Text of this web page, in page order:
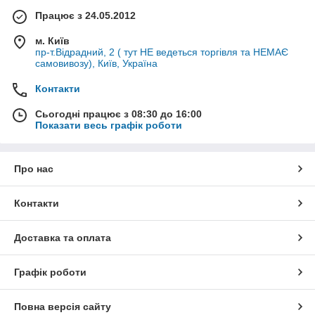
гнучка система знижок.
Насадки для мотокіс і висоторізів
Працює з 24.05.2012
м. Київ
пр-т.Відрадний, 2 ( тут НЕ ведеться торгівля та НЕМАЄ
самовивозу), Київ, Україна
Контакти
Сьогодні працює з 08:30 до 16:00
Показати весь графік роботи
Про нас
Контакти
Доставка та оплата
Графік роботи
Повна версія сайту